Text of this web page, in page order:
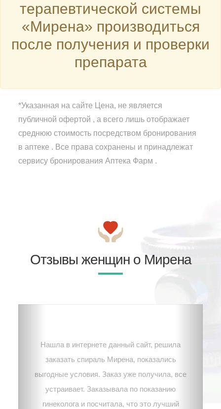
терапевтической системы
«Мирена» производиться
после получения и проверки
препарата
*Указанная на сайте Цена, не является
публичной офертой , а всего лишь отображает
среднюю стоимость посредством бронирования
в аптеке . Все права сохранены и принадлежат
сервису бронирования Аптека Фарм .
Отзывы женщин о Мирена
Нашла в интернете данный сайт, решила
заказать спираль Мирена, показались
выгодные условия. Заказ уже получила, все
устраивает. Заказывала по показанию
гинеколога и посчитала, что это лучший